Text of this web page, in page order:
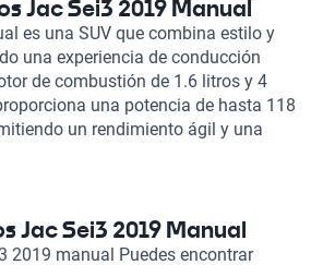
Jac Sei3 2019 Manual
es una SUV que combina estilo y
una experiencia de conducción
de combustión de 1.6 litros y 4
una potencia de hasta 118
un rendimiento ágil y una
km/h. Su diseño elegante se
La comodidad de los pasajeros
SEI3 2019, con capacidad para
Jac Sei3 2019 Manual
2019 manual Puedes encontrar